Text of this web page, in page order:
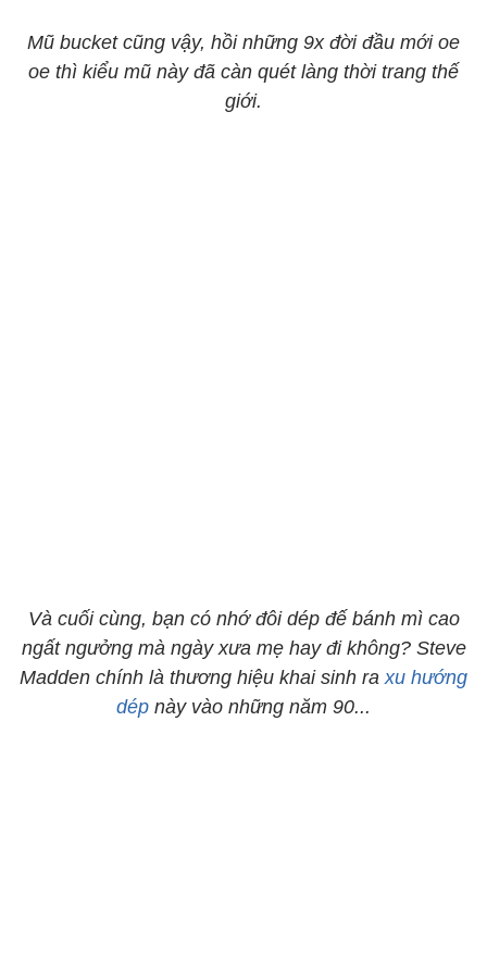
Mũ bucket cũng vậy, hồi những 9x đời đầu mới oe
oe thì kiểu mũ này đã càn quét làng thời trang thế
giới.
Và cuối cùng, bạn có nhớ đôi dép đế bánh mì cao
ngất ngưởng mà ngày xưa mẹ hay đi không? Steve
Madden chính là thương hiệu khai sinh raxu hướng
dép này vào những năm 90...